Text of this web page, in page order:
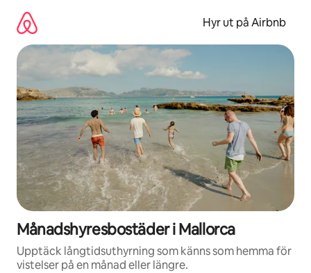
innehåll
Hyr ut på Airbnb
Månadshyresbostäder i Mallorca
Upptäck långtidsuthyrning som känns som hemma för
vistelser på en månad eller längre.